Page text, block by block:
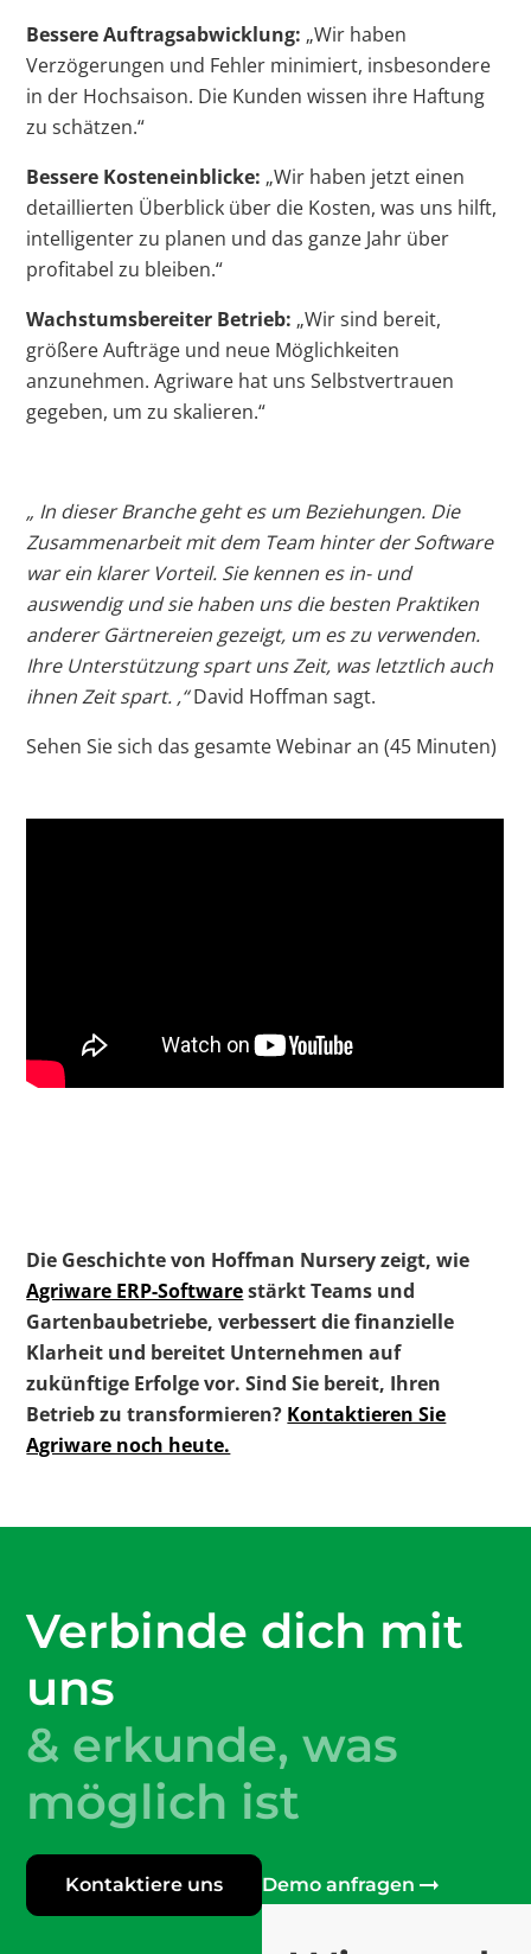
Bessere Auftragsabwicklung: „Wir haben
Verzögerungen und Fehler minimiert, insbesondere
in der Hochsaison. Die Kunden wissen ihre Haftung
zu schätzen.“
Bessere Kosteneinblicke: „Wir haben jetzt einen
detaillierten Überblick über die Kosten, was uns hilft,
intelligenter zu planen und das ganze Jahr über
profitabel zu bleiben.“
Wachstumsbereiter Betrieb: „Wir sind bereit,
größere Aufträge und neue Möglichkeiten
anzunehmen. Agriware hat uns Selbstvertrauen
gegeben, um zu skalieren.“
„ In dieser Branche geht es um Beziehungen. Die
Zusammenarbeit mit dem Team hinter der Software
war ein klarer Vorteil. Sie kennen es in- und
auswendig und sie haben uns die besten Praktiken
anderer Gärtnereien gezeigt, um es zu verwenden.
Ihre Unterstützung spart uns Zeit, was letztlich auch
ihnen Zeit spart. ,“David Hoffman sagt.
Sehen Sie sich das gesamte Webinar an (45 Minuten)
Die Geschichte von Hoffman Nursery zeigt, wie
Agriware ERP-Softwarestärkt Teams und
Gartenbaubetriebe, verbessert die finanzielle
Klarheit und bereitet Unternehmen auf
zukünftige Erfolge vor. Sind Sie bereit, Ihren
Betrieb zu transformieren? Kontaktieren Sie
Agriware noch heute.
Verbinde dich mit
uns
& erkunde, was
möglich ist
Kontaktiere uns Demo anfragen